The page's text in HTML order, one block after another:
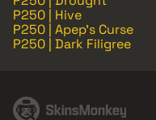
P250 | Hive
P250 | Apep's Curse
P250 | Dark Filigree